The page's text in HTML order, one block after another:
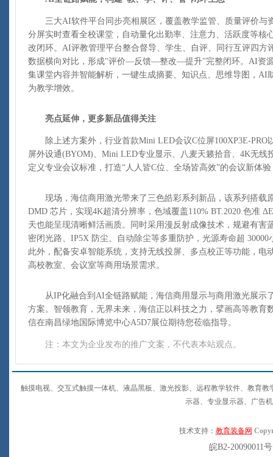
三大AI软件平台同步亮相展区，覆盖教学监管、质量评价与
分屏实时查看全校课堂，自动量化出勤率、注意力、活跃度等核
改闭环。AI评教管理平台整合督导、学生、自评、同行互评四方
数据横向对比，形成"评价—反馈—整改—提升"完整闭环。AI资
集课堂内容并智能解析，一键生成摘要、知识点、思维导图，AI
为教学增效。
亮点延伸，更多新品值得关注
除上述方案外，行业首款Mini LED会议C位屏100XP3E-PRO
屏外设通(BYOM)、Mini LED专业显示、八麦天籁拾音、4K无线
定义专业会议标准，打造“人人皆C位、全场皆高效”的会议新体
现场，海信商用激光带来了三色皓彩系列新品，该系列搭载
DMD 芯片，实现4K超清分辨率，色域覆盖110% BT.2020.色准
天也能呈现清晰鲜活画质。同时采用漫反射成像技术，规避有害
密闭光路、IP5X 防尘、自动除尘等多重防护，光源寿命超
此外，配备安卓智能系统，支持无线投屏、多点校正等功能，电
高校教室、会议室等商用场景需求。
从IP化融合到AI全链路赋能，海信商用显示与商用激光展示
方案。智领教育，无界未来，海信正以科技之力，擘画高等教育
信在南昌绿地国际博览中心A5D7展位期待您莅临指导。
注：本文为企业发布的推广文案，不代表本站观点。
触摸电视、交互式触摸一体机、液晶黑板、激光投影、远程教学软件、教育
示器、专业显示器、广告
技术支持： 教育装备网
皖B2-20090011